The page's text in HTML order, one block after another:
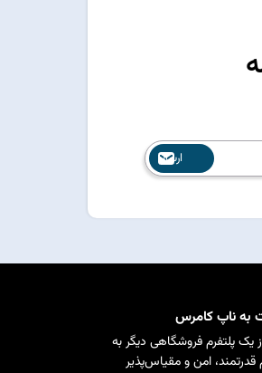
ارسال
به ناپ کامرس
یک پلتفرم فروشگاهی دیگر به
سیستم قدرتمند، امن و مقیاس‌پذیر